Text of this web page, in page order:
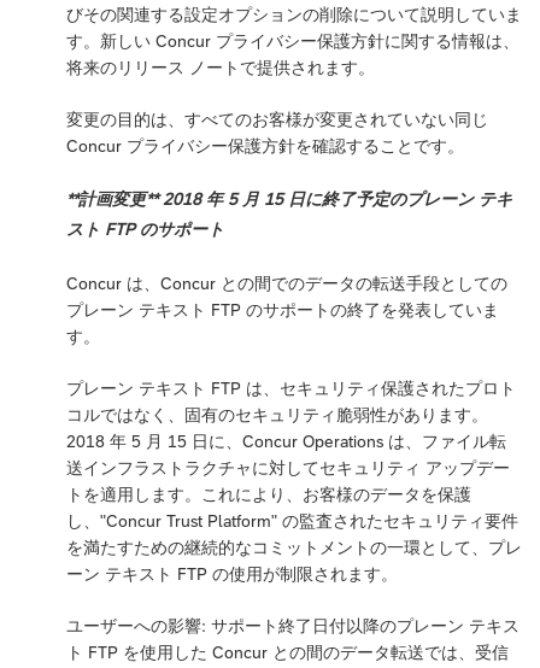
びその関連する設定オプションの削除について説明していま
す。新しい Concur プライバシー保護方針に関する情報は、
将来のリリース ノートで提供されます。
変更の目的は、すべてのお客様が変更されていない同じ
Concur プライバシー保護方針を確認することです。
**計画変更** 2018 年 5 月 15 日に終了予定のプレーン テキ
スト FTP のサポート
Concur は、Concur との間でのデータの転送手段としての
プレーン テキスト FTP のサポートの終了を発表していま
す。
プレーン テキスト FTP は、セキュリティ保護されたプロト
コルではなく、固有のセキュリティ脆弱性があります。
2018 年 5 月 15 日に、Concur Operations は、ファイル転
送インフラストラクチャに対してセキュリティ アップデー
トを適用します。これにより、お客様のデータを保護
し、"Concur Trust Platform" の監査されたセキュリティ要件
を満たすための継続的なコミットメントの一環として、プレ
ーン テキスト FTP の使用が制限されます。
ユーザーへの影響: サポート終了日付以降のプレーン テキス
ト FTP を使用した Concur との間のデータ転送では、受信